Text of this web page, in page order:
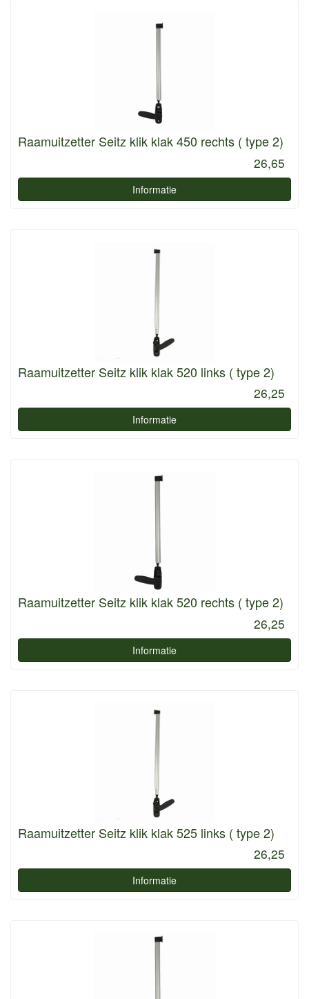
Raamuitzetter Seitz klik klak 450 rechts ( type 2)
26,65
Informatie
Raamuitzetter Seitz klik klak 520 links ( type 2)
26,25
Informatie
Raamuitzetter Seitz klik klak 520 rechts ( type 2)
26,25
Informatie
Raamuitzetter Seitz klik klak 525 links ( type 2)
26,25
Informatie